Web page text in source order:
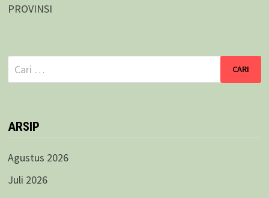
PROVINSI
Cari
untuk:
ARSIP
Agustus 2026
Juli 2026